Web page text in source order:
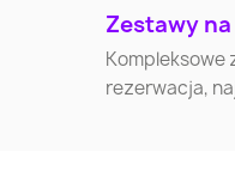
Wałcz
Zestawy
Kompleksowe
rezerwacja,